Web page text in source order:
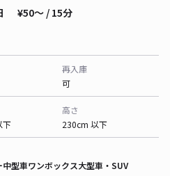
¥50〜 / 15分
再入庫
可
下
高さ
230cm 以下
中型車ワンボックス大型車・SUV